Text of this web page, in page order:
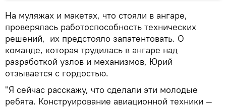
На муляжах и макетах, что стояли в ангаре,
проверялась работоспособность технических
решений, их предстояло запатентовать. О
команде, которая трудилась в ангаре над
разработкой узлов и механизмов, Юрий
отзывается с гордостью.
"Я сейчас расскажу, что сделали эти молодые
ребята. Конструирование авиационной техники —